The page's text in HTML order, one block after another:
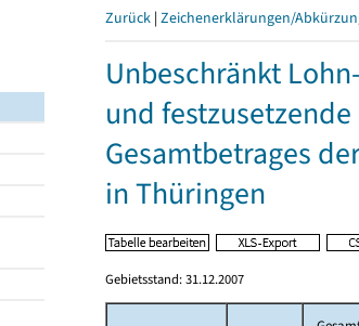
Zurück | Zeichenerklärungen/
Unbeschränkt
und
Gesamtbetrages
in Thüringen
Gebietsstand: 31.12.2007